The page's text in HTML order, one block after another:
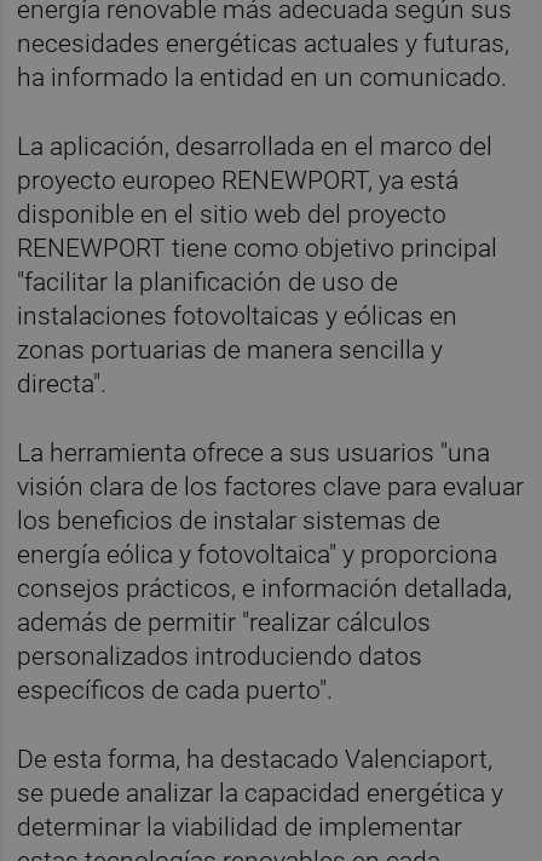
energía renovable más adecuada según sus
necesidades energéticas actuales y futuras,
ha informado la entidad en un comunicado.
La aplicación, desarrollada en el marco del
proyecto europeo RENEWPORT, ya está
disponible en el sitio web del proyecto
RENEWPORT tiene como objetivo principal
"facilitar la planificación de uso de
instalaciones fotovoltaicas y eólicas en
zonas portuarias de manera sencilla y
directa".
La herramienta ofrece a sus usuarios "una
visión clara de los factores clave para evaluar
los beneficios de instalar sistemas de
energía eólica y fotovoltaica" y proporciona
consejos prácticos, e información detallada,
además de permitir "realizar cálculos
personalizados introduciendo datos
específicos de cada puerto".
De esta forma, ha destacado Valenciaport,
se puede analizar la capacidad energética y
determinar la viabilidad de implementar